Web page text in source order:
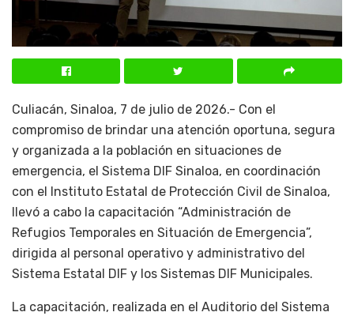
Culiacán, Sinaloa, 7 de julio de 2026.- Con el
compromiso de brindar una atención oportuna, segura
y organizada a la población en situaciones de
emergencia, el Sistema DIF Sinaloa, en coordinación
con el Instituto Estatal de Protección Civil de Sinaloa,
llevó a cabo la capacitación “Administración de
Refugios Temporales en Situación de Emergencia”,
dirigida al personal operativo y administrativo del
Sistema Estatal DIF y los Sistemas DIF Municipales.
La capacitación, realizada en el Auditorio del Sistema